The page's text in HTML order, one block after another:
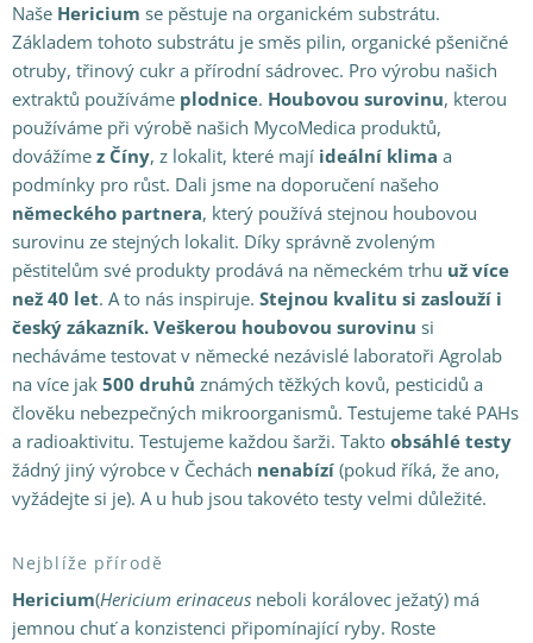
Naše Hericium se pěstuje na organickém substrátu.
Základem tohoto substrátu je směs pilin, organické pšeničné
otruby, třinový cukr a přírodní sádrovec. Pro výrobu našich
extraktů používáme plodnice. Houbovou surovinu, kterou
používáme při výrobě našich MycoMedica produktů,
dovážíme z Číny, z lokalit, které mají ideální klima a
podmínky pro růst. Dali jsme na doporučení našeho
německého partnera, který používá stejnou houbovou
surovinu ze stejných lokalit. Díky správně zvoleným
pěstitelům své produkty prodává na německém trhu už více
než 40 let. A to nás inspiruje. Stejnou kvalitu si zaslouží i
český zákazník. Veškerou houbovou surovinu si
necháváme testovat v německé nezávislé laboratoři Agrolab
na více jak 500 druhů známých těžkých kovů, pesticidů a
člověku nebezpečných mikroorganismů. Testujeme také PAHs
a radioaktivitu. Testujeme každou šarži. Takto obsáhlé testy
žádný jiný výrobce v Čechách nenabízí (pokud říká, že ano,
vyžádejte si je). A u hub jsou takovéto testy velmi důležité.
Nejblíže přírodě
Hericium(Hericium erinaceus neboli korálovec ježatý) má
jemnou chuť a konzistenci připomínající ryby. Roste